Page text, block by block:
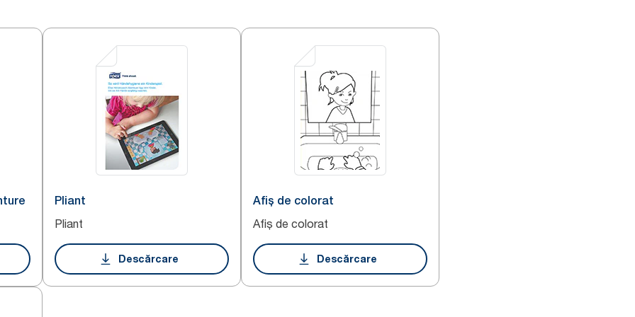
Pliant
Pliant
Descărcare
Afiș de colorat
Afiș de colorat
Descărcare